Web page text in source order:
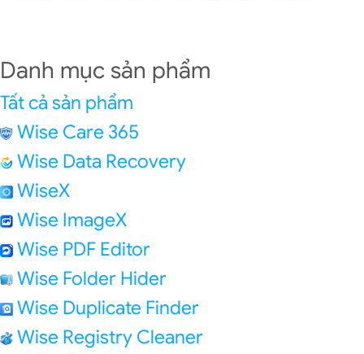
Danh mục sản phẩm
Tất cả sản phẩm
Wise Care 365
Wise Data Recovery
WiseX
Wise ImageX
Wise PDF Editor
Wise Folder Hider
Wise Duplicate Finder
Wise Registry Cleaner